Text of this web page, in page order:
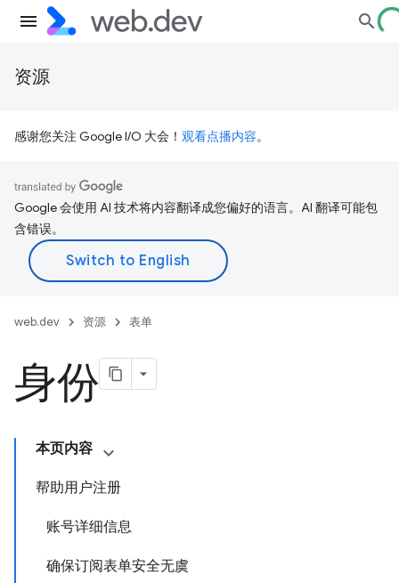
资源
感谢您关注 Google I/O 大会！ 观看点播内容。
Google 会使用 AI 技术将内容翻译成您偏好的语言。AI 翻译可能包
含错误。
web.dev 资源 表单
身份
本页内容
帮助用户注册
账号详细信息
确保订阅表单安全无虞